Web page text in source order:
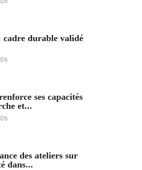
cadre durable validé
ses capacités
et...
des ateliers sur
dans...